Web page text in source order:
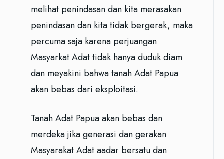
melihat penindasan dan kita merasakan
penindasan dan kita tidak bergerak, maka
percuma saja karena perjuangan
Masyarkat Adat tidak hanya duduk diam
dan meyakini bahwa tanah Adat Papua
akan bebas dari eksploitasi.
Tanah Adat Papua akan bebas dan
merdeka jika generasi dan gerakan
Masyarakat Adat aadar bersatu dan